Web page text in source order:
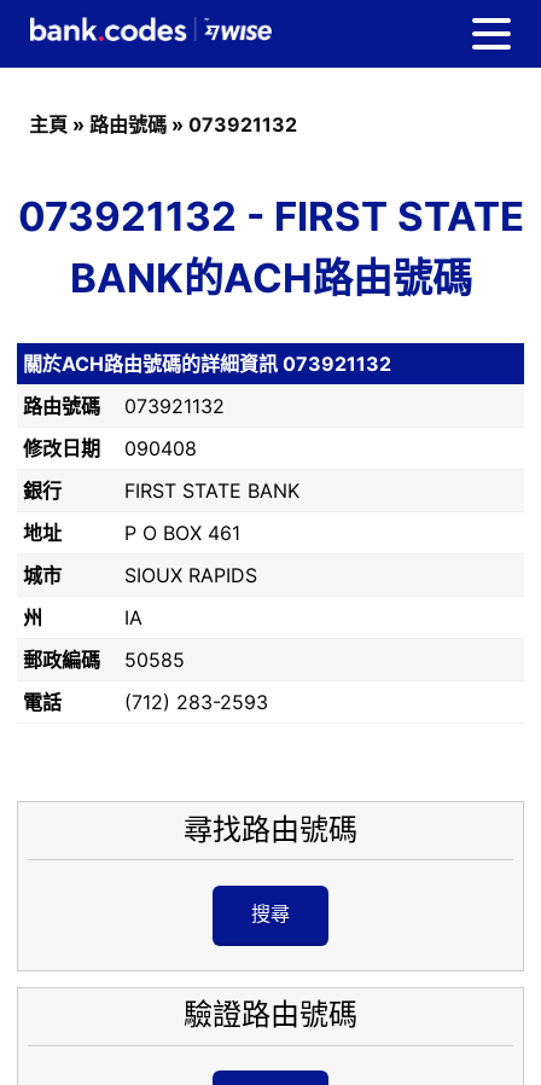
主頁 » 路由號碼 » 073921132
073921132 - FIRST STATE
BANK的ACH路由號碼
關於ACH路由號碼的詳細資訊 073921132
路由號碼
073921132
修改日期
090408
銀行
FIRST STATE BANK
地址
P O BOX 461
城市
SIOUX RAPIDS
州
IA
郵政編碼
50585
電話
(712) 283-2593
尋找路由號碼
搜尋
驗證路由號碼